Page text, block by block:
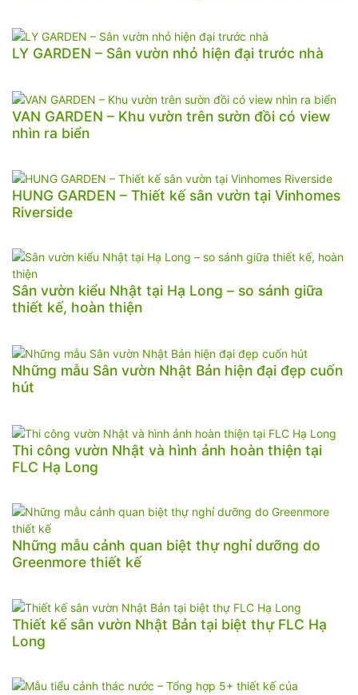
LY GARDEN – Sân vườn nhỏ hiện đại trước nhà
VAN GARDEN – Khu vườn trên sườn đồi có view
nhìn ra biển
HUNG GARDEN – Thiết kế sân vườn tại Vinhomes
Riverside
Sân vườn kiểu Nhật tại Hạ Long – so sánh giữa
thiết kế, hoàn thiện
Những mẫu Sân vườn Nhật Bản hiện đại đẹp cuốn
hút
Thi công vườn Nhật và hình ảnh hoàn thiện tại
FLC Hạ Long
Những mẫu cảnh quan biệt thự nghỉ dưỡng do
Greenmore thiết kế
Thiết kế sân vườn Nhật Bản tại biệt thự FLC Hạ
Long